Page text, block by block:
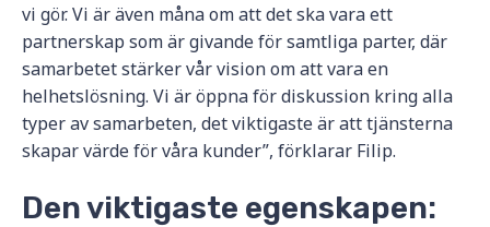
vi gör. Vi är även måna om att det ska vara ett
partnerskap som är givande för samtliga parter, där
samarbetet stärker vår vision om att vara en
helhetslösning. Vi är öppna för diskussion kring alla
typer av samarbeten, det viktigaste är att tjänsterna
skapar värde för våra kunder”, förklarar Filip.
Den viktigaste egenskapen: